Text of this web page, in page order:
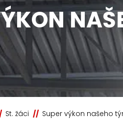
St. žáci Super výkon našeho